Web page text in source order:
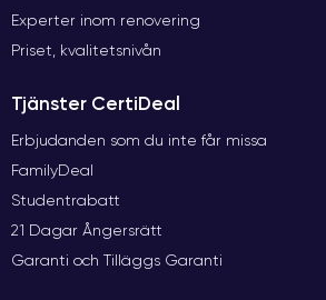
Experter inom renovering
Priset, kvalitetsnivån
Tjänster CertiDeal
Erbjudanden som du inte får missa
FamilyDeal
Studentrabatt
21 Dagar Ångersrätt
Garanti och Tilläggs Garanti